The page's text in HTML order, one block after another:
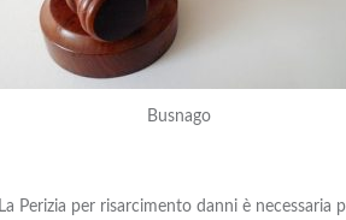
Busnago
La Perizia per risarcimento danni è